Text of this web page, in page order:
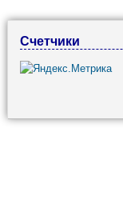
Счетчики